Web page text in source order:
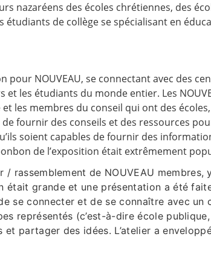
nazaréens des écoles chrétiennes, des
de collège se spécialisant en
pour NOUVEAU, se connectant avec des
les étudiants du monde entier. Les
et les membres du conseil qui ont des
de fournir des conseils et des ressources
soient capables de fournir des
de l’exposition était extrêmement
rassemblement de NOUVEAU
était grande et une présentation a été
se connecter et de se connaître avec
représentés (c’est-à-dire école
partager des idées. L’atelier a